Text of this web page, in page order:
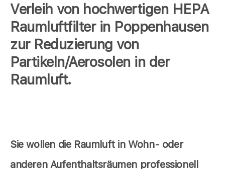
Verleih von hochwertigen HEPA
Raumluftfilter in Poppenhausen
zur Reduzierung von
Partikeln/Aerosolen in der
Raumluft.
Sie wollen die Raumluft in Wohn- oder
anderen Aufenthaltsräumen professionell